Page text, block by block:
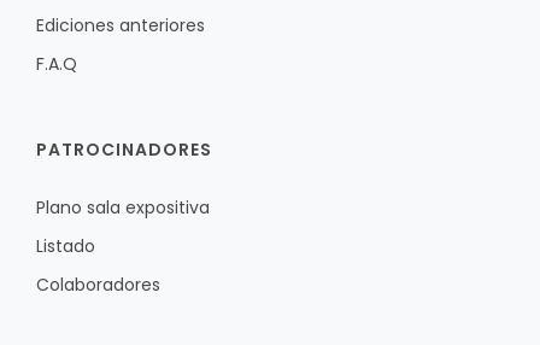
Ediciones anteriores
F.A.Q
PATROCINADORES
Plano sala expositiva
Listado
Colaboradores